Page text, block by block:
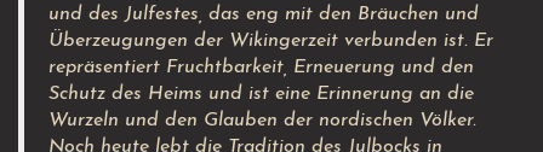
und des Julfestes, das eng mit den Bräuchen und
Überzeugungen der Wikingerzeit verbunden ist. Er
repräsentiert Fruchtbarkeit, Erneuerung und den
Schutz des Heims und ist eine Erinnerung an die
Wurzeln und den Glauben der nordischen Völker.
Noch heute lebt die Tradition des Julbocks in